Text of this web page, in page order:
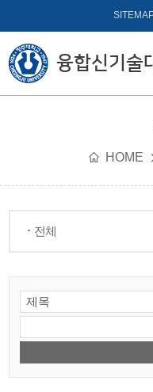
융합신기술
HOME
전체